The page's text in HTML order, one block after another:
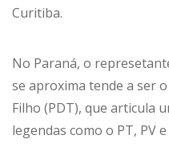
Curitiba.
No Paraná, o
se aproxima tende a ser
Filho (PDT), que articula
legendas como o PT, PV e